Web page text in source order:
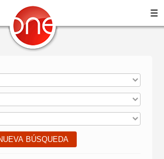
☰
BÚSQUEDA